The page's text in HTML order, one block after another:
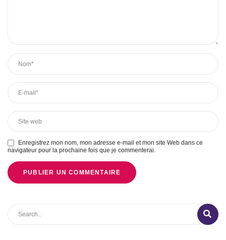
Enregistrez mon nom, mon adresse e-mail et mon site Web dans ce
navigateur pour la prochaine fois que je commenterai.